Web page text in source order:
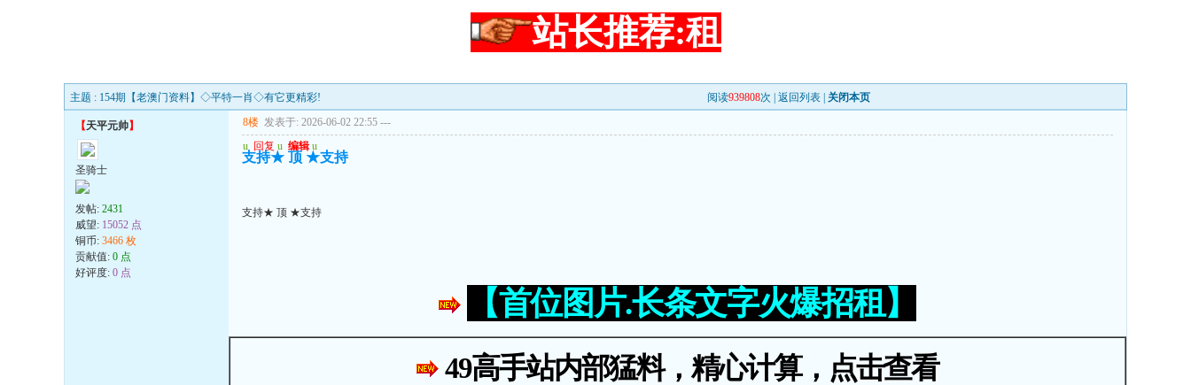
站长推荐:租
主题 : 154期【老澳门资料】◇平特一肖◇有它更精彩! 阅读939808次 | 返回列表 关闭本页
【天平元帅】
圣骑士
发帖: 2431
威望: 15052 点
铜币: 3466 枚
贡献值: 0 点
好评度: 0 点
8楼 发表于: 2026-06-02 22:55 ---
u 回复 u 编辑 u
支持★ 顶 ★支持
支持★ 顶 ★支持
【首位图片.长条文字火爆招租】
49高手站内部猛料，精心计算，点击查看